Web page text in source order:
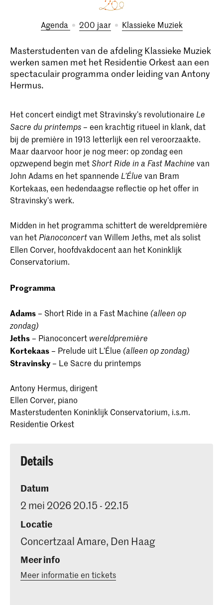
Agenda 200 jaar Klassieke Muziek
Masterstudenten van de afdeling Klassieke Muziek
werken samen met het Residentie Orkest aan een
spectaculair programma onder leiding van Antony
Hermus.
Het concert eindigt met Stravinsky’s revolutionaire Le
Sacre du printemps– een krachtig ritueel in klank, dat
bij de première in 1913 letterlijk een rel veroorzaakte.
Maar daarvoor hoor je nog meer: op zondag een
opzwepend begin metShort Ride in a Fast Machine van
John Adams en het spannende L’Élue van Bram
Kortekaas, een hedendaagse reflectie op het offer in
Stravinsky’s werk.
Midden in het programma schittert de wereldpremière
van het Pianoconcertvan Willem Jeths, met als solist
Ellen Corver, hoofdvakdocent aan het Koninklijk
Conservatorium.
Programma
Adams– Short Ride in a Fast Machine (alleen op
zondag)
Jeths– Pianoconcert wereldpremière
Kortekaas– Prelude uit L’Élue (alleen op zondag)
Stravinsky– Le Sacre du printemps
Antony Hermus, dirigent
Ellen Corver, piano
Masterstudenten Koninklijk Conservatorium, i.s.m.
Residentie Orkest
Details
Datum
2 mei 2026 20.15 - 22.15
Locatie
Concertzaal Amare, Den Haag
Meer info
Meer informatie en tickets